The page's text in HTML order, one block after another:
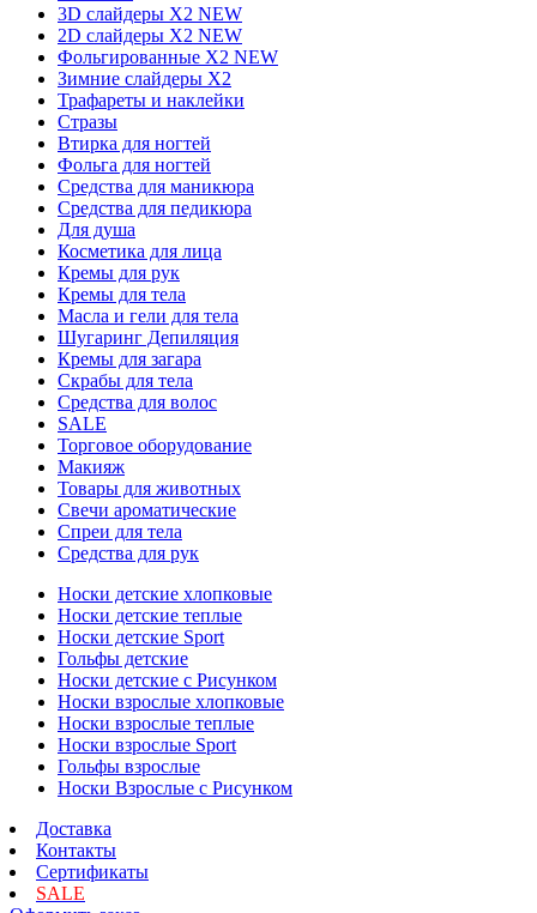
3D слайдеры X2 NEW
2D слайдеры X2 NEW
Фольгированные X2 NEW
Зимние слайдеры Х2
Трафареты и наклейки
Стразы
Втирка для ногтей
Фольга для ногтей
Средства для маникюра
Средства для педикюра
Для душа
Косметика для лица
Кремы для рук
Кремы для тела
Масла и гели для тела
Шугаринг Депиляция
Кремы для загара
Скрабы для тела
Средства для волос
SALE
Торговое оборудование
Макияж
Товары для животных
Свечи ароматические
Спреи для тела
Средства для рук
Носки детские хлопковые
Носки детские теплые
Носки детские Sport
Гольфы детские
Носки детские с Рисунком
Носки взрослые хлопковые
Носки взрослые теплые
Носки взрослые Sport
Гольфы взрослые
Носки Взрослые с Рисунком
Доставка
Контакты
Сертификаты
SALE